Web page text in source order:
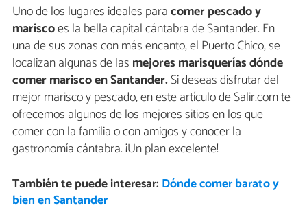
Uno de los lugares ideales paracomer pescado y
mariscoes la bella capital cántabra de Santander. En
una de sus zonas con más encanto, el Puerto Chico, se
localizan algunas de las mejores marisquerías dónde
comer marisco en Santander.Si deseas disfrutar del
mejor marisco y pescado, en este artículo de Salir.com te
ofrecemos algunos de los mejores sitios en los que
comer con la familia o con amigos y conocer la
gastronomía cántabra. ¡Un plan excelente!
También te puede interesar: Dónde comer barato y
bien en Santander